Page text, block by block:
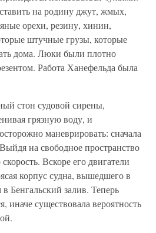
на родину джут, жмых,
орехи, резину, хинин,
штучные грузы, которые
дома. Люки были плотно
Работа Ханефельда была
стон судовой сирены,
грязную воду, и
маневрировать: сначала
на свободное пространство
Вскоре его двигатели
корпус судна, вышедшего в
в Бенгальский залив. Теперь
иначе существовала вероятность